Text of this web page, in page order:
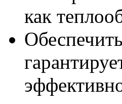
как